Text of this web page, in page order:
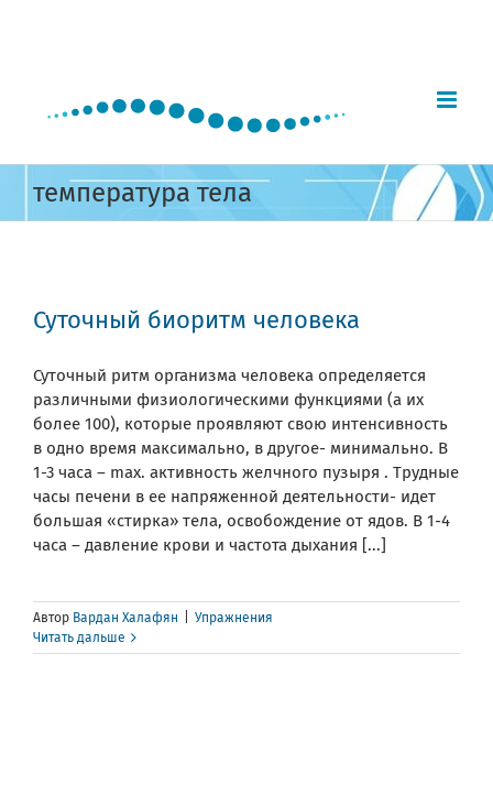
температура тела
Суточный биоритм человека
Суточный ритм организма человека определяется
различными физиологическими функциями (а их
более 100), которые проявляют свою интенсивность
в одно время максимально, в другое- минимально. В
1-3 часа – max. активность желчного пузыря . Трудные
часы печени в ее напряженной деятельности- идет
большая «стирка» тела, освобождение от ядов. В 1-4
часа – давление крови и частота дыхания [...]
Автор Вардан Халафян
Упражнения
Читать дальше